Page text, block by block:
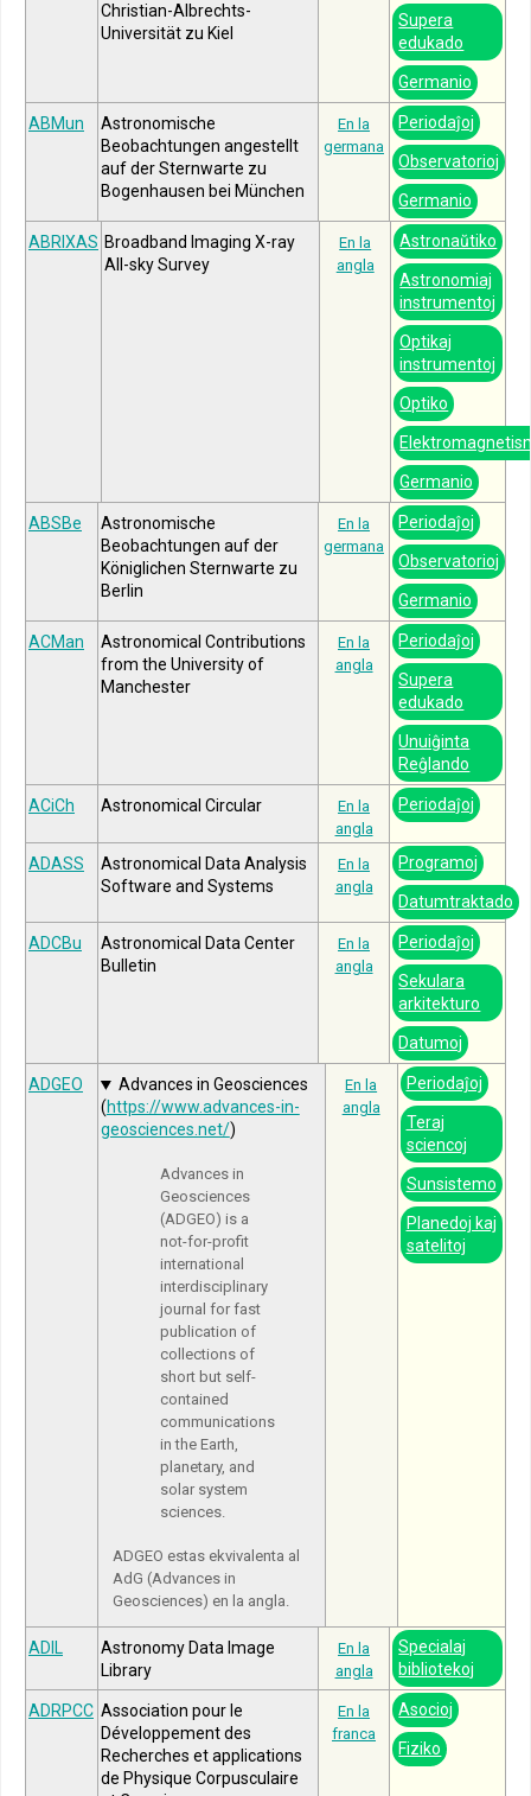
Christian-Albrechts-
Universität zu Kiel
Supera
edukado
Germanio
ABMun
Astronomische
Beobachtungen angestellt
auf der Sternwarte zu
Bogenhausen bei München
En la
germana
Periodaĵoj
Observatorioj
Germanio
ABRIXAS Broadband Imaging X-ray
All-sky Survey
En la
angla
Astronaŭtiko
Astronomiaj
instrumentoj
Optikaj
instrumentoj
Optiko
Germanio
ABSBe
Astronomische
Beobachtungen auf der
Königlichen Sternwarte zu
Berlin
En la
germana
Periodaĵoj
Observatorioj
Germanio
ACMan
Astronomical Contributions
from the University of
Manchester
En la
angla
Periodaĵoj
Supera
edukado
Unuiĝinta
Reĝlando
ACiCh Astronomical Circular
En la
angla
Periodaĵoj
ADASS
Astronomical Data Analysis
Software and Systems
En la
angla
Programoj
Datumtraktado
ADCBu
Astronomical Data Center
Bulletin
En la
angla
Periodaĵoj
Sekulara
arkitekturo
Datumoj
ADGEO
Advances in Geosciences
(https://www.advances-in-
geosciences.net/)
Advances in
Geosciences
(ADGEO) is a
not-for-profit
international
interdisciplinary
journal for fast
publication of
collections of
short but self-
contained
communications
in the Earth,
planetary, and
solar system
sciences.
ADGEO estas ekvivalenta al
AdG (Advances in
Geosciences) en la angla.
En la
angla
Periodaĵoj
Teraj
sciencoj
Sunsistemo
Planedoj kaj
satelitoj
ADIL
Astronomy Data Image
Library
En la
angla
Specialaj
bibliotekoj
ADRPCC Association pour le
Développement des
Recherches et applications
de Physique Corpusculaire
En la
franca
Asocioj
Fiziko